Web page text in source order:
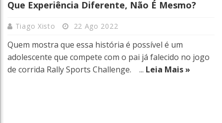
Que Experiência Diferente, Não É Mesmo?
Tiago Xisto 22 Ago 2022
Quem mostra que essa história é possível é um
adolescente que compete com o pai já falecido no jogo
de corrida Rally Sports Challenge. ... Leia Mais »